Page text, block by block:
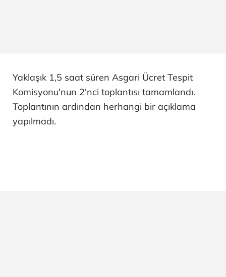
Yaklaşık 1,5 saat süren Asgari Ücret Tespit
Komisyonu'nun 2'nci toplantısı tamamlandı.
Toplantının ardından herhangi bir açıklama
yapılmadı.